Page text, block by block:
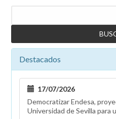
Destacados
17/07/2026
Democratizar Endesa,
Universidad de Sevilla para